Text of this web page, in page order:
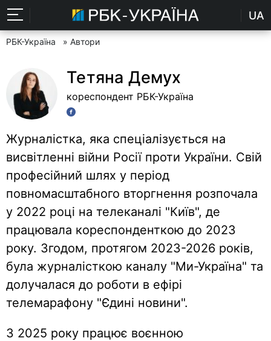
UA
РБК-Україна » Автори
Тетяна Демух
кореспондент РБК-Україна
Журналістка, яка спеціалізується на
висвітленні війни Росії проти України. Свій
професійний шлях у період
повномасштабного вторгнення розпочала
у 2022 році на телеканалі "Київ", де
працювала кореспонденткою до 2023
року. Згодом, протягом 2023-2026 років,
була журналісткою каналу "Ми-Україна" та
долучалася до роботи в ефірі
телемарафону "Єдині новини".
З 2025 року працює воєнною